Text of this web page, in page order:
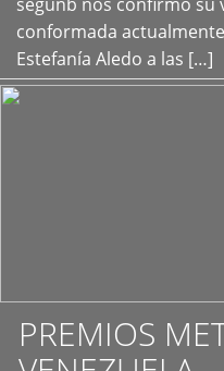
conformada
Estefanía Aledo a las […]
PREMIOS